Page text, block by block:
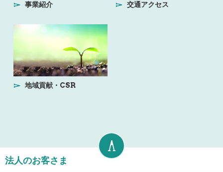
事業紹介 交通アクセス
地域貢献・CSR
法人のお客さま